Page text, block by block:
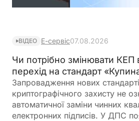
ВІДЕО Е-сервіс07.08.2026
Чи потрібно змінювати КЕП
перехід на стандарт
Запровадження нових
криптографічного захисту не
автоматичної заміни чинних
електронних підписів. У ДПС